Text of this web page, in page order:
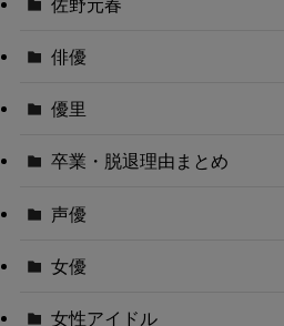
佐野元春
俳優
優里
卒業・脱退理由まとめ
声優
女優
女性アイドル